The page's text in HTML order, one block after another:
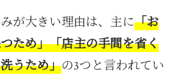
が大きい理由は、主に「お
ため」「店主の手間を省く
うため」の3つと言われてい